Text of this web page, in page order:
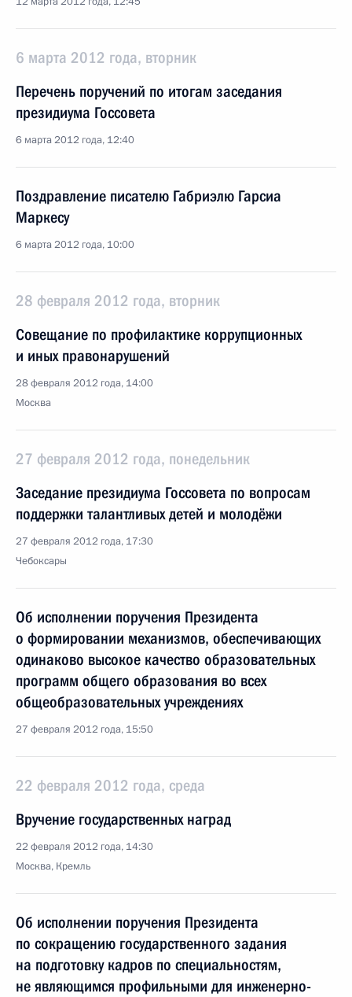
6 марта 2012 года, вторник
Перечень поручений по итогам заседания
президиума Госсовета
6 марта 2012 года, 12:40
Поздравление писателю Габриэлю Гарсиа
Маркесу
6 марта 2012 года, 10:00
28 февраля 2012 года, вторник
Совещание по профилактике коррупционных
и иных правонарушений
28 февраля 2012 года, 14:00
Москва
27 февраля 2012 года, понедельник
Заседание президиума Госсовета по вопросам
поддержки талантливых детей и молодёжи
27 февраля 2012 года, 17:30
Чебоксары
Об исполнении поручения Президента
о формировании механизмов, обеспечивающих
одинаково высокое качество образовательных
программ общего образования во всех
общеобразовательных учреждениях
27 февраля 2012 года, 15:50
22 февраля 2012 года, среда
Вручение государственных наград
22 февраля 2012 года, 14:30
Москва, Кремль
Об исполнении поручения Президента
по сокращению государственного задания
на подготовку кадров по специальностям,
не являющимся профильными для инженерно-